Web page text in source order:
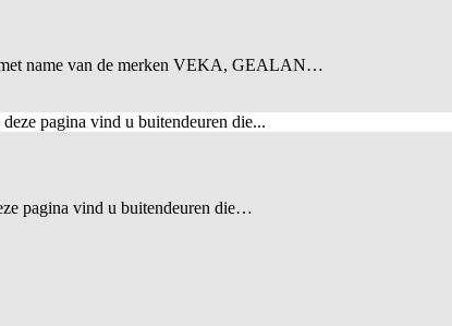
name van de merken VEKA, GEALAN…
pagina vind u buitendeuren die…